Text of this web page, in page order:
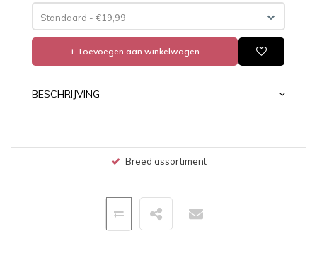
Standaard - €19,99
+ Toevoegen aan winkelwagen
BESCHRIJVING
Breed assortiment